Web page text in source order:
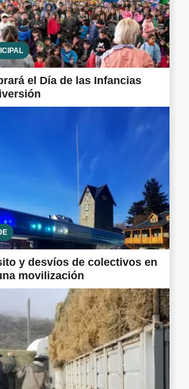
el Día de las Infancias
y desvíos de colectivos en
movilización